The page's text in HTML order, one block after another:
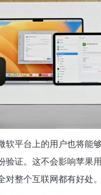
软平台上的用户也将能
验证。这不会影响苹果
整个互联网都有好处。